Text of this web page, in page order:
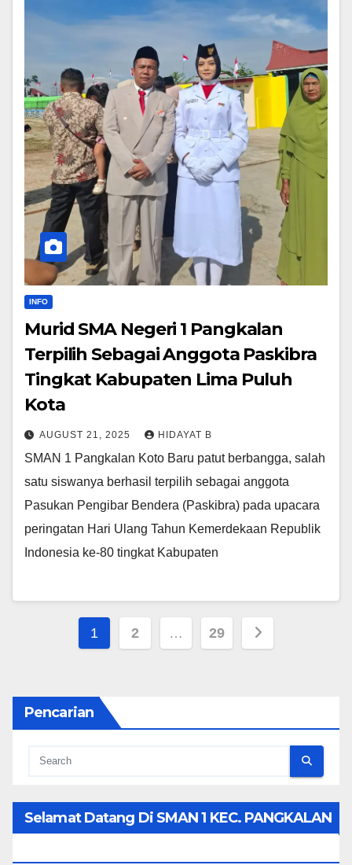
INFO
Murid SMA Negeri 1 Pangkalan
Terpilih Sebagai Anggota Paskibra
Tingkat Kabupaten Lima Puluh
Kota
AUGUST 21, 2025 HIDAYAT B
SMAN 1 Pangkalan Koto Baru patut berbangga, salah
satu siswanya berhasil terpilih sebagai anggota
Pasukan Pengibar Bendera (Paskibra) pada upacara
peringatan Hari Ulang Tahun Kemerdekaan Republik
Indonesia ke-80 tingkat Kabupaten
Posts
1 2 … 29
Pencarian
Selamat Datang Di SMAN 1 KEC. PANGKALAN